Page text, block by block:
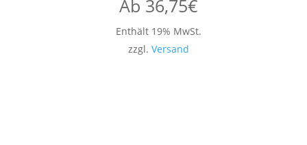
Ab 36,75€
Enthält 19% MwSt.
zzgl. Versand